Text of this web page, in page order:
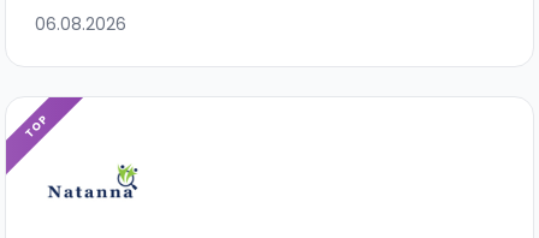
06.08.2026
TOP